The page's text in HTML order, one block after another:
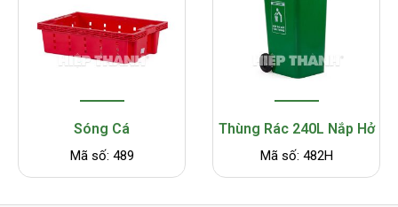
Sóng Cá
Mã số: 489
Thùng Rác 240L Nắp Hở
Mã số: 482H